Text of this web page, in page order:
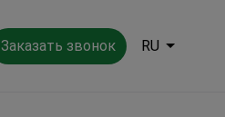
Заказать звонок RU